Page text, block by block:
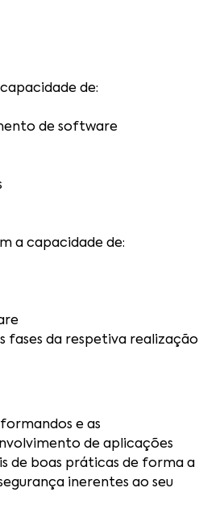
de:
de software
a capacidade de:
fases da respetiva realização
e as
de aplicações
de boas práticas de forma a
inerentes ao seu